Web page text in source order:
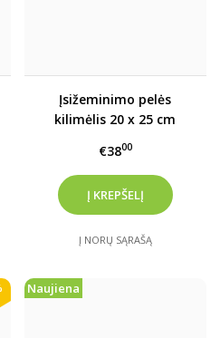
Įsižeminimo pelės
kilimėlis 20 x 25 cm
€3800
Į NORŲ SĄRAŠĄ
Naujiena